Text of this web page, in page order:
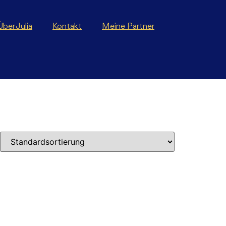
Julia Kontakt Meine Partner